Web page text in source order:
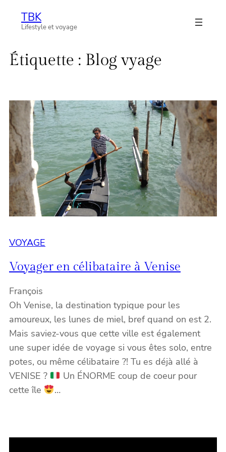
AllerTBK
Lifestyle et voyage
Étiquette : Blog vyage
VOYAGE
Voyager en célibataire à Venise
François
Oh Venise, la destination typique pour les
amoureux, les lunes de miel, bref quand on est 2.
Mais saviez-vous que cette ville est également
une super idée de voyage si vous êtes solo, entre
potes, ou même célibataire ?! Tu es déjà allé à
VENISE ?
Un ÉNORME coup de coeur pour
cette île
…